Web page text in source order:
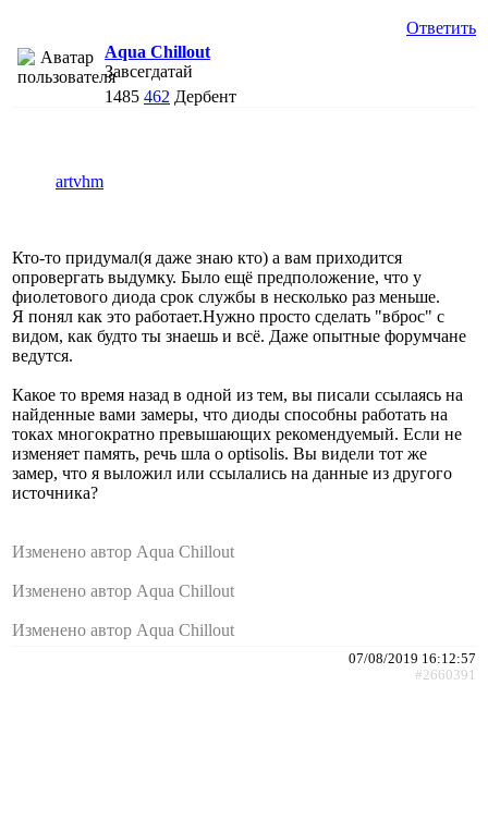
Ответить
Aqua Chillout
Завсегдатай
1485 462 Дербент
artvhm
Кто-то придумал(я даже знаю кто) а вам приходится
опровергать выдумку. Было ещё предположение, что у
фиолетового диода срок службы в несколько раз меньше.
Я понял как это работает.Нужно просто сделать "вброс" с
видом, как будто ты знаешь и всё. Даже опытные форумчане
ведутся.
Какое то время назад в одной из тем, вы писали ссылаясь на
найденные вами замеры, что диоды способны работать на
токах многократно превышающих рекомендуемый. Если не
изменяет память, речь шла о optisolis. Вы видели тот же
замер, что я выложил или ссылались на данные из другого
источника?
Изменено автор Aqua Chillout
Изменено автор Aqua Chillout
Изменено автор Aqua Chillout
07/08/2019 16:12:57
#2660391